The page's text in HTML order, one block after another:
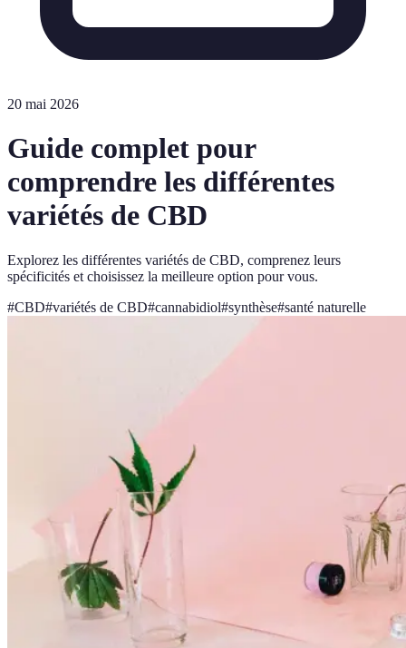
20 mai 2026
Guide complet pour
comprendre les différentes
variétés de CBD
Explorez les différentes variétés de CBD, comprenez leurs
spécificités et choisissez la meilleure option pour vous.
#CBD#variétés de CBD#cannabidiol#synthèse#santé naturelle